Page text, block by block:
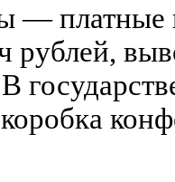
— платные
рублей,